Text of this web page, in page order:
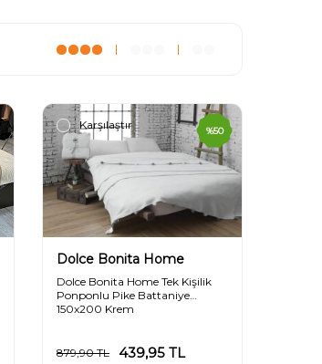
%50
Karşılaştır
Dolce Bonita Home
Dolce Bonita Home Tek Kişilik
Ponponlu Pike Battaniye
150x200 Krem
879,90TL 439,95 TL